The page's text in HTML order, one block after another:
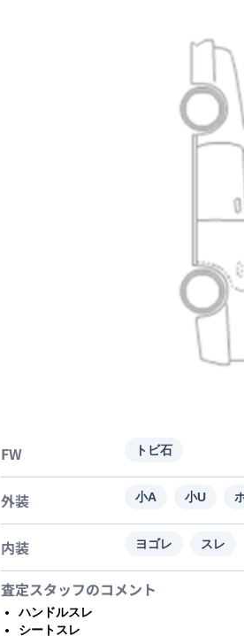
FW トビ石
外装 小A 小U
内装 ヨゴレ スレ
査定スタッフのコメント
ハンドルスレ
シートスレ